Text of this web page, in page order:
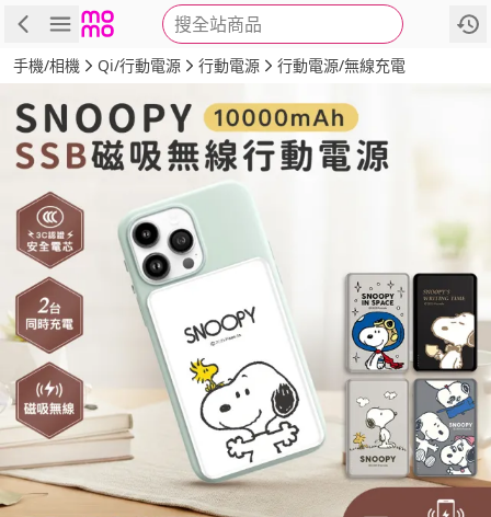
搜全站商品
商品 評價 詳情
手機/相機 Qi/行動電源 行動電源 行動電源/無線充電